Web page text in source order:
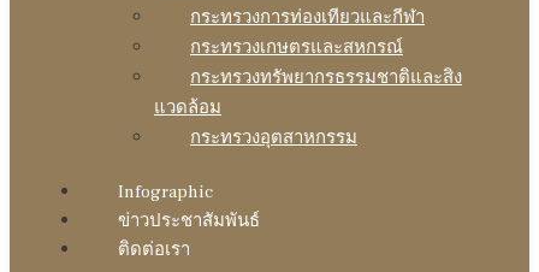
กระทรวงการท่องเทียวและกีฬา
กระทรวงเกษตรและสหกรณ์
กระทรวงทรัพยากรธรรมชาติและสิง
แวดล้อม
กระทรวงอุตสาหกรรม
Infographic
ข่าวประชาสัมพันธ์
ติดต่อเรา